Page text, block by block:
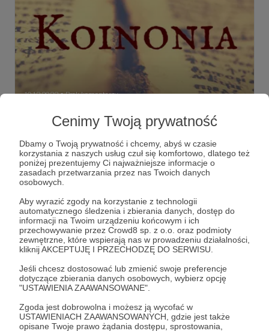
Cenimy Twoją prywatność
Dbamy o Twoją prywatność i chcemy, abyś w czasie
korzystania z naszych usług czuł się komfortowo, dlatego też
poniżej prezentujemy Ci najważniejsze informacje o
zasadach przetwarzania przez nas Twoich danych
osobowych.
Aby wyrazić zgody na korzystanie z technologii
automatycznego śledzenia i zbierania danych, dostęp do
informacji na Twoim urządzeniu końcowym i ich
przechowywanie przez Crowd8 sp. z o.o. oraz podmioty
zewnętrzne, które wspierają nas w prowadzeniu działalności,
kliknij AKCEPTUJĘ I PRZECHODZĘ DO SERWISU.
Jeśli chcesz dostosować lub zmienić swoje preferencje
dotyczące zbierania danych osobowych, wybierz opcję
"USTAWIENIA ZAAWANSOWANE".
Zgoda jest dobrowolna i możesz ją wycofać w
USTAWIENIACH ZAAWANSOWANYCH, gdzie jest także
opisane Twoje prawo żądania dostępu, sprostowania,
10.12.2022 ● Brak komentarzy
Komunia
podstawowych pojęć dla chrześcijaństwa.
Komunia Koinonia Communione
Dołącz do grona Patronów!